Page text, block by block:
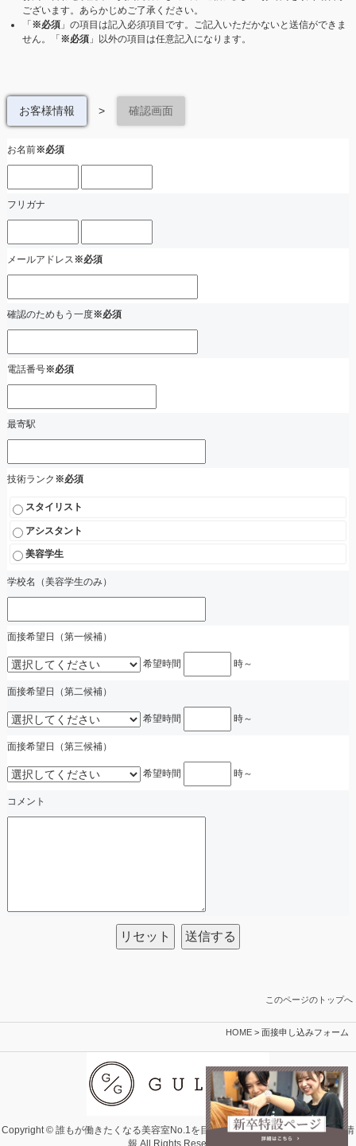
ございます。あらかじめご了承ください。
「 ※必須 」の項目は記入必須項目です。ご記入いただかないと送信ができま
せん。「 ※必須 」以外の項目は任意記入になります。
お客様情報 > 確認画面
お名前※必須
フリガナ
メールアドレス※必須
確認のためもう一度※必須
電話番号※必須
最寄駅
技術ランク ※必須
スタイリスト
アシスタント
美容学生
学校名（美容学生のみ）
面接希望日（第一候補）
希望時間 時～
面接希望日（第二候補）
希望時間 時～
面接希望日（第三候補）
希望時間 時～
コメント
リセット 送信する
このページのトップへ
HOME > 面接申し込みフォーム
Copyright © 誰もが働きたくなる美容室No.1を目指す個室美容室GULGULの採用情
報 All Rights Reserved.